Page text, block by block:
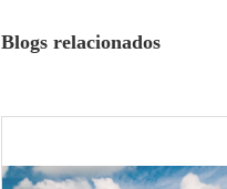
Blogs relacionados